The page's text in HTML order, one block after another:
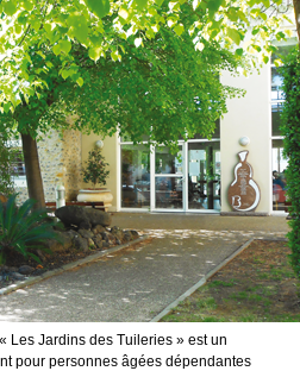
Les Jardins des Tuileries » est un
pour personnes âgées dépendantes